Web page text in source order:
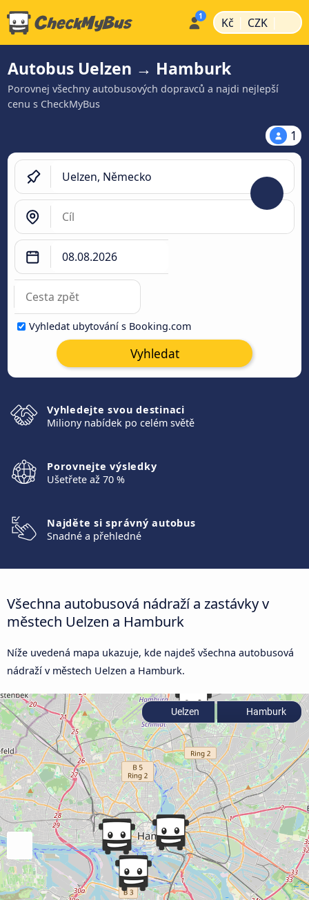
Kč | CZK |
Autobus Uelzen → Hamburk
Porovnej všechny autobusových dopravců a najdi nejlepší
cenu s CheckMyBus
1
Vyhledat ubytování s Booking.com
Vyhledat
Vyhledejte svou destinaci
Miliony nabídek po celém světě
Porovnejte výsledky
Ušetřete až 70 %
Najděte si správný autobus
Snadné a přehledné
Všechna autobusová nádraží a zastávky v
městech Uelzen a Hamburk
Níže uvedená mapa ukazuje, kde najdeš všechna autobusová
nádraží v městech Uelzen a Hamburk.
Uelzen Hamburk